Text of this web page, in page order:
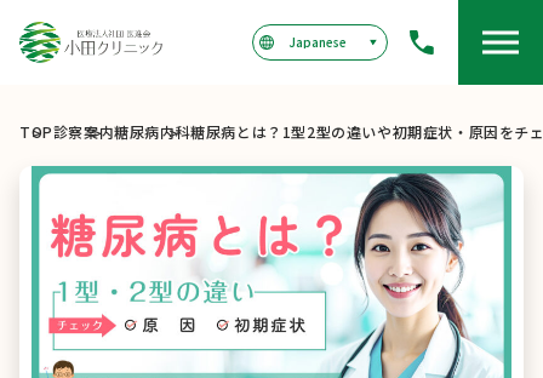
TOP診察案内糖尿病内科糖尿病とは？1型2型の違いや初期症状・原因をチ